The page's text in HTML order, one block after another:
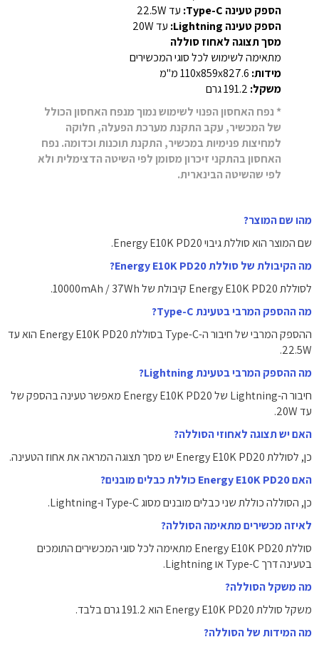
הספק טעינה Type-C:
עד ‎22.5W‎
הספק טעינה Lightning:
עד ‎20W‎
מסך תצוגה לאחוז סוללה
מתאימה לשימוש לכל סוגי המכשירים
מידות: 59x827.6‎ מ"מ
משקל:
* נפח האחסון הפנוי לשימוש נמוך מנפח האחסון הכולל
של המכשיר, עקב התקנת מערכת הפעלה, חלוקה
למחיצות פנימיות במכשיר, התקנת תוכנות וכדומה. נפח
האחסון בהתקני זיכרון מסומן לפי השיטה הדצימלית ולא
לפי שהשיטה הבינארית.
מהו שם המוצר?
שם המוצר הוא סוללת גיבוי Energy E10K PD20.
מה הקיבולת של סוללת Energy E10K PD20?
לסוללת Energy E10K PD20 קיבולת של ‎10000mAh / 37Wh‎.
מה ההספק המרבי בטעינת Type-C?
ההספק המרבי של חיבור ה-Type-C בסוללת Energy E10K PD20 הוא עד
‎22.5W‎.
מה ההספק המרבי בטעינת Lightning?
חיבור ה-Lightning של Energy E10K PD20 מאפשר טעינה בהספק של
עד ‎20W‎.
האם יש תצוגה לאחוזי הסוללה?
כן, לסוללת Energy E10K PD20 יש מסך תצוגה המראה את אחוז הטעינה.
האם Energy E10K PD20 כוללת כבלים מובנים?
כן, הסוללה כוללת שני כבלים מובנים מסוג ‎Type-C‎ ו-‎Lightning‎.
לאיזה מכשירים מתאימה הסוללה?
סוללת Energy E10K PD20 מתאימה לכל סוגי המכשירים התומכים
בטעינה דרך Type-C או Lightning.
מה משקל הסוללה?
משקל סוללת Energy E10K PD20 הוא ‎191.2‎ גרם בלבד.
מה המידות של הסוללה?